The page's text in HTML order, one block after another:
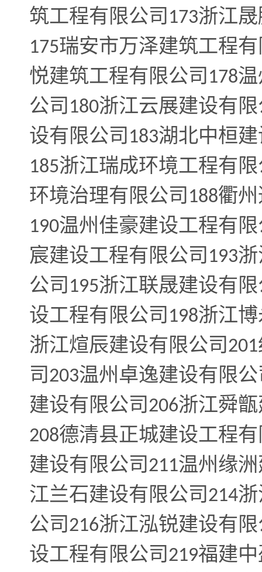
筑工程有限公司 173浙江
175瑞安市万泽建筑工程
悦建筑工程有限公司 178
公司 180浙江云展建设有
设有限公司 183湖北中桓
185浙江瑞成环境工程有
环境治理有限公司 188衢
190温州佳豪建设工程有
宸建设工程有限公司 193
公司 195浙江联晟建设有
设工程有限公司 198浙江
浙江煊辰建设有限公司 201
司 203温州卓逸建设有限公
建设有限公司 206浙江舜
208德清县正城建设工程
建设有限公司 211温州缘
江兰石建设有限公司 214
公司 216浙江泓锐建设有
设工程有限公司 219福建